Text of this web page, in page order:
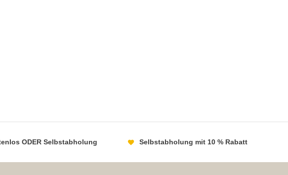
ODER Selbstabholung Selbstabholung mit 10 % Rabatt